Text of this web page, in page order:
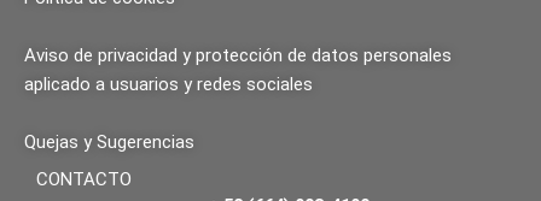
Aviso de privacidad y protección de datos personales
aplicado a usuarios y redes sociales
Quejas y Sugerencias
CONTACTO